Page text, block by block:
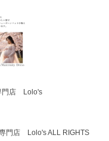
門店 Lolo's
門店 Lolo's ALL RIGHTS